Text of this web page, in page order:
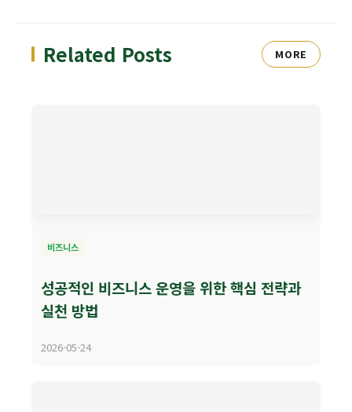
Related Posts MORE
비즈니스
성공적인 비즈니스 운영을 위한 핵심 전략과
실천 방법
2026-05-24